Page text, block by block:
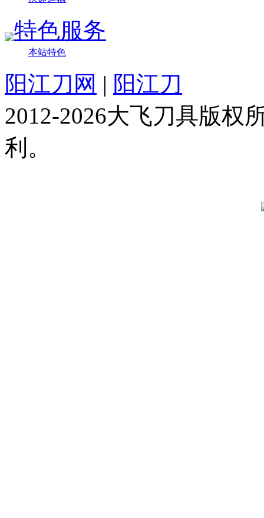
特色服务
本站特色
阳江刀网 | 阳江刀
2012-2026大飞刀具版权
利。